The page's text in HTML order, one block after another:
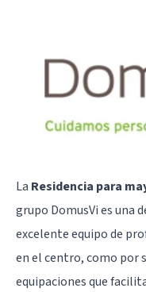
La Residencia para
grupo DomusVi es una
excelente equipo de
en el centro, como por
equipaciones que